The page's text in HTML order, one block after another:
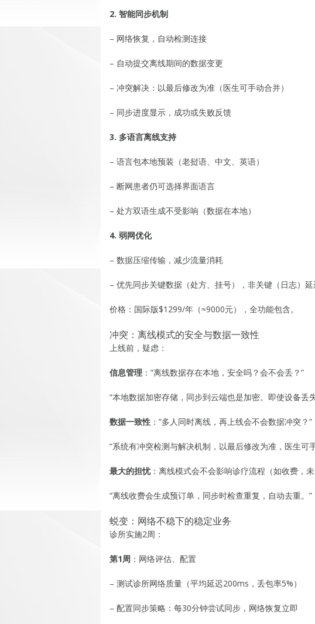
2. 智能同步机制
– 网络恢复，自动检测连接
– 自动提交离线期间的数据变更
– 冲突解决：以最后修改为准（医生可手动合并）
– 同步进度显示，成功或失败反馈
3. 多语言离线支持
– 语言包本地预装（老挝语、中文、英语）
– 断网患者仍可选择界面语言
– 处方双语生成不受影响（数据在本地）
4. 弱网优化
– 数据压缩传输，减少流量消耗
– 优先同步关键数据（处方、挂号），非关键（日志）延
价格：国际版$1299/年（≈9000元），全功能包含。
冲突：离线模式的安全与数据一致性
上线前，疑虑：
信息管理 ：”离线数据存在本地，安全吗？会不会丢？”
“本地数据加密存储，同步到云端也是加密。即使设备丢
数据一致性 ：”多人同时离线，再上线会不会数据冲突？”
“系统有冲突检测与解决机制，以最后修改为准，医生可
最大的担忧：离线模式会不会影响诊疗流程（如收费，
“离线收费会生成预订单，同步时检查重复，自动去重。”
蜕变：网络不稳下的稳定业务
诊所实施2周：
第1周 ：网络评估、配置
– 测试诊所网络质量（平均延迟200ms，丢包率5%）
– 配置同步策略：每30分钟尝试同步，网络恢复立即